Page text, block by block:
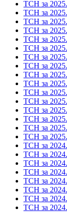
ТСН за
ТСН за
ТСН за
ТСН за
ТСН за
ТСН за
ТСН за
ТСН за
ТСН за
ТСН за
ТСН за
ТСН за
ТСН за
ТСН за
ТСН за
ТСН за
ТСН за
ТСН за
ТСН за
ТСН за
ТСН за
ТСН за
ТСН за
ТСН за